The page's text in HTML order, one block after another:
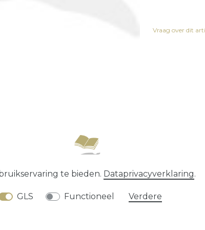
Vraag over dit
Data­privacy­verklaring Algemene
te bieden. Data­privacy­verklaring.
GLS Functioneel
Verdere